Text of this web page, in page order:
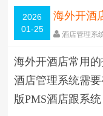
2026
01-25
海外开酒
酒店管理系
字体：大 中
海外开酒店常用
酒店管理系统需
版PMS酒店跟系统